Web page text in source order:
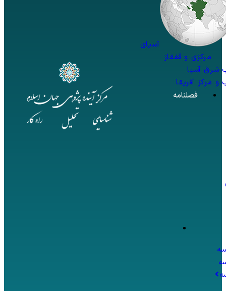
آسیای
مرکزی و قفقاز
شرق آسیا
و مرکز آفریقا
فصلنامه